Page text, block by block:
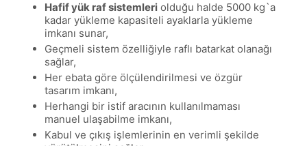
Hafif yük raf sistemleri olduğu halde 5000 kg`a
kadar yükleme kapasiteli ayaklarla yükleme
imkanı sunar,
Geçmeli sistem özelliğiyle raflı batarkat olanağı
sağlar,
Her ebata göre ölçülendirilmesi ve özgür
tasarım imkanı,
Herhangi bir istif aracının kullanılmaması
manuel ulaşabilme imkanı,
Kabul ve çıkış işlemlerinin en verimli şekilde